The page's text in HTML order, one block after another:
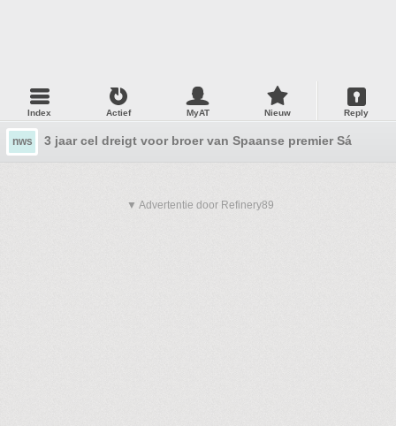
Index Actief MyAT Nieuw Reply
nws 3 jaar cel dreigt voor broer van Spaanse premier
▼ Advertentie door Refinery89